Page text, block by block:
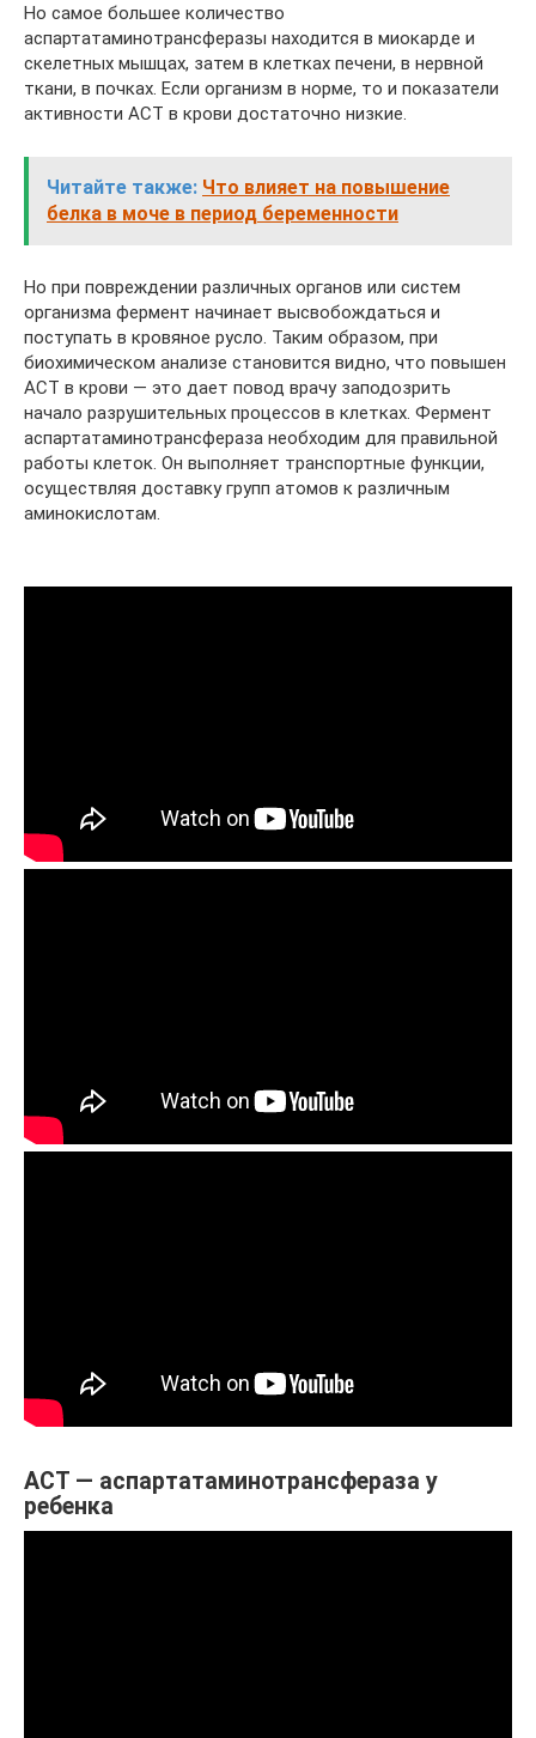
Но самое большее количество
аспартатаминотрансферазы находится в миокарде и
скелетных мышцах, затем в клетках печени, в нервной
ткани, в почках. Если организм в норме, то и показатели
активности АСТ в крови достаточно низкие.
Читайте также: Что влияет на повышение
белка в моче в период беременности
Но при повреждении различных органов или систем
организма фермент начинает высвобождаться и
поступать в кровяное русло. Таким образом, при
биохимическом анализе становится видно, что повышен
АСТ в крови — это дает повод врачу заподозрить
начало разрушительных процессов в клетках. Фермент
аспартатаминотрансфераза необходим для правильной
работы клеток. Он выполняет транспортные функции,
осуществляя доставку групп атомов к различным
аминокислотам.
АСТ — аспартатаминотрансфераза у
ребенка